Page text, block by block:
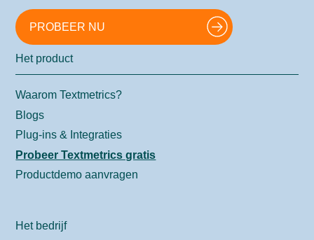
PROBEER NU
Het product
Waarom Textmetrics?
Blogs
Plug-ins & Integraties
Probeer Textmetrics gratis
Productdemo aanvragen
Het bedrijf